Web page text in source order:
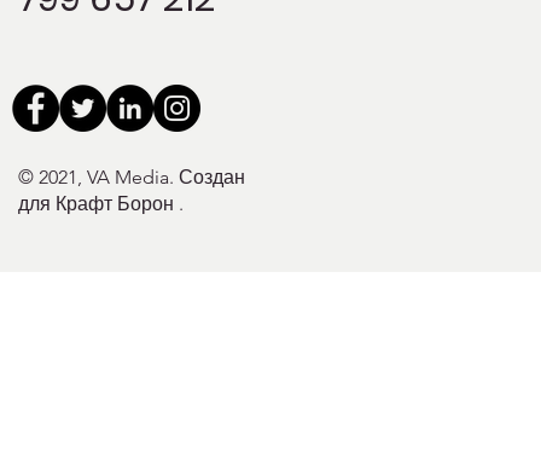
© 2021, VA Media. Создан
для Крафт Борон .